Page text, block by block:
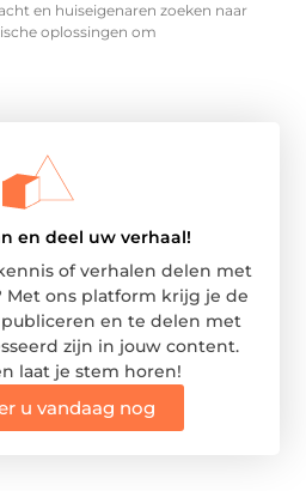
en huiseigenaren zoeken naar
oplossingen om
en deel uw verhaal!
of verhalen delen met
ons platform krijg je de
en te delen met
zijn in jouw content.
laat je stem horen!
u vandaag nog